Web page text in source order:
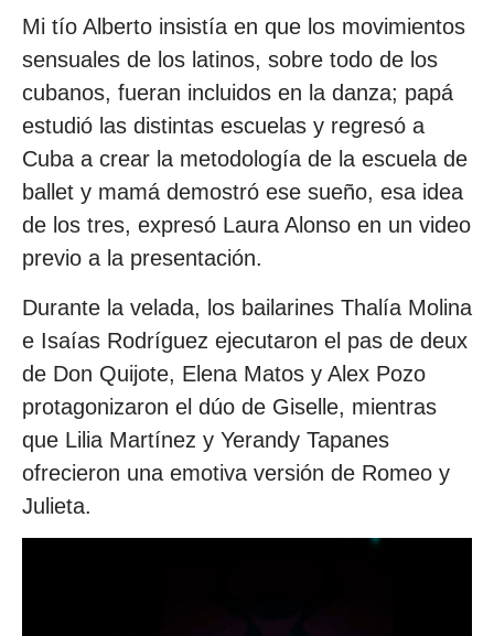
Mi tío Alberto insistía en que los movimientos
sensuales de los latinos, sobre todo de los
cubanos, fueran incluidos en la danza; papá
estudió las distintas escuelas y regresó a
Cuba a crear la metodología de la escuela de
ballet y mamá demostró ese sueño, esa idea
de los tres, expresó Laura Alonso en un video
previo a la presentación.
Durante la velada, los bailarines Thalía Molina
e Isaías Rodríguez ejecutaron el pas de deux
de Don Quijote, Elena Matos y Alex Pozo
protagonizaron el dúo de Giselle, mientras
que Lilia Martínez y Yerandy Tapanes
ofrecieron una emotiva versión de Romeo y
Julieta.